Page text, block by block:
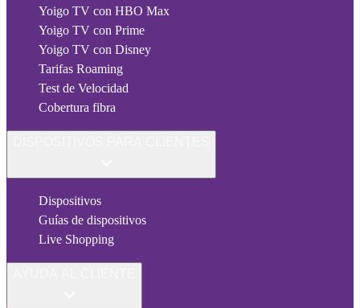
Yoigo TV con HBO Max
Yoigo TV con Prime
Yoigo TV con Disney
Tarifas Roaming
Test de Velocidad
Cobertura fibra
Dispositivos
Guías de dispositivos
Live Shopping